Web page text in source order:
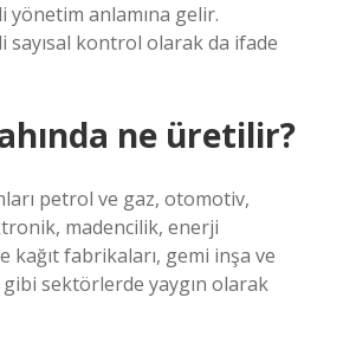
yönetim anlamına gelir.
sayısal kontrol olarak da ifade
ne üretilir?
petrol ve gaz, otomotiv,
madencilik, enerji
kağıt fabrikaları, gemi inşa ve
sektörlerde yaygın olarak